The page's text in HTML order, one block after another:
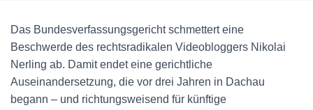
Das Bundesverfassungsgericht schmettert eine
Beschwerde des rechtsradikalen Videobloggers Nikolai
Nerling ab. Damit endet eine gerichtliche
Auseinandersetzung, die vor drei Jahren in Dachau
begann – und richtungsweisend für künftige